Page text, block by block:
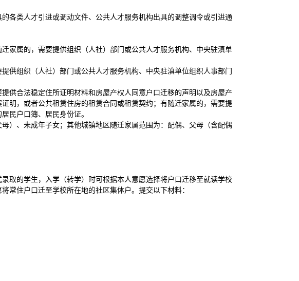
各类人才引进或调动文件、公共人才服务机构出具的调整调令或引进通
家属的，需要提供组织（人社）部门或公共人才服务机构、中央驻滇单
供组织（人社）部门或公共人才服务机构、中央驻滇单位组织人事部门
供合法稳定住所证明材料和房屋产权人同意户口迁移的声明以及房屋产
明，或者公共租赁住房的租赁合同或租赁契约；有随迁家属的，需要提
民户口簿、居民身份证。
）、未成年子女；其他城镇地区随迁家属范围为：配偶、父母（含配偶
取的学生，入学（转学）时可根据本人意愿选择将户口迁移至就读学校
常住户口迁至学校所在地的社区集体户。提交以下材料：